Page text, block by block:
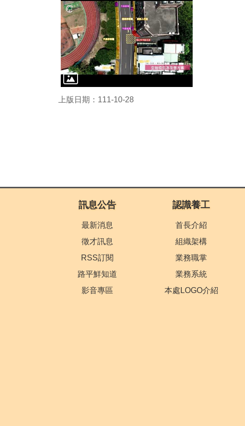
上版日期：111-10-28
訊息公告
最新消息
徵才訊息
RSS訂閱
路平鮮知道
影音專區
認識養工
首長介紹
組織架構
業務職掌
業務系統
本處LOGO介紹